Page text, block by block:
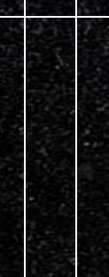
1100/500/80